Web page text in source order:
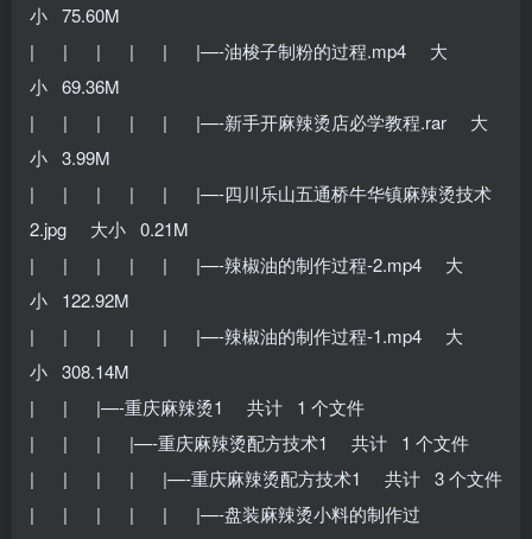
小 75.60M
| | | | | |—-油梭子制粉的过程.mp4 大
小 69.36M
| | | | | |—-新手开麻辣烫店必学教程.rar 大
小 3.99M
| | | | | |—-四川乐山五通桥牛华镇麻辣烫技术
2.jpg 大小 0.21M
| | | | | |—-辣椒油的制作过程-2.mp4 大
小 122.92M
| | | | | |—-辣椒油的制作过程-1.mp4 大
小 308.14M
| | |—-重庆麻辣烫1 共计 1 个文件
| | | |—-重庆麻辣烫配方技术1 共计 1 个文件
| | | | |—-重庆麻辣烫配方技术1 共计 3 个文件
| | | | | |—-盘装麻辣烫小料的制作过